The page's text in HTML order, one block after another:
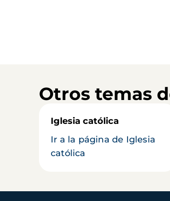
Otros temas
Iglesia católica
Ir a la página de Iglesia
católica